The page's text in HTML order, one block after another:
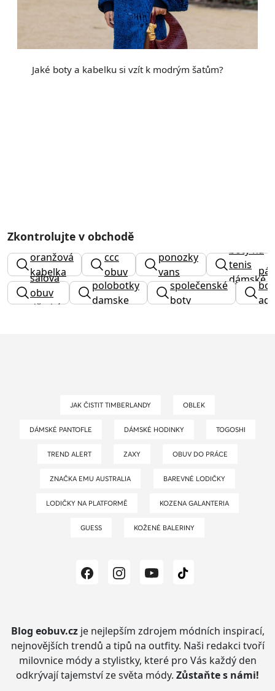
Jaké boty a kabelku si vzít k modrým šatům?
Zkontrolujte v obchodě
oranžová
kabelka
ccc
obuv
ponozky
vans
boty na
tenis
dámské
sálová
obuv
dětská
polobotky
damske
společenské
boty
JAK ČISTIT TIMBERLANDY OBLEK
DÁMSKÉ PANTOFLE DÁMSKÉ HODINKY TOGOSHI
TREND ALERT ZAXY OBUV DO PRÁCE
ZNAČKA EMU AUSTRALIA BAREVNÉ LODIČKY
LODIČKY NA PLATFORMĚ KOZENA GALANTERIA
GUESS KOŽENÉ BALERINY
Blog eobuv.czje nejlepším zdrojem módních inspirací,
nejnovějších trendů a tipů na outfity. Naši redakci tvoří
milovnice módy a stylistky, které pro Vás každý den
odkrývají tajemství ze světa módy. Zůstaňte s námi!